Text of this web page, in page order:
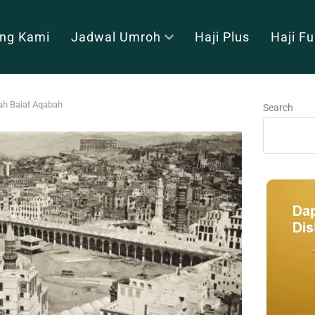
Kami Jadwal Umroh Haji Plus Haji
Baiat Aqabah Search